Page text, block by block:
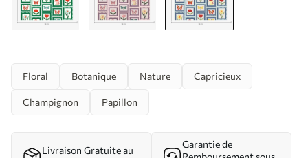
Floral Botanique Nature Capricieux
Champignon Papillon
Livraison Gratuite au
Garantie de